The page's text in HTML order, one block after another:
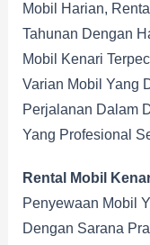
Mobil Harian,
Tahunan Dengan
Mobil Kenari
Varian Mobil Yang
Perjalanan Dalam
Yang Profesional
Rental Mobil
Penyewaan Mobil
Dengan Sarana